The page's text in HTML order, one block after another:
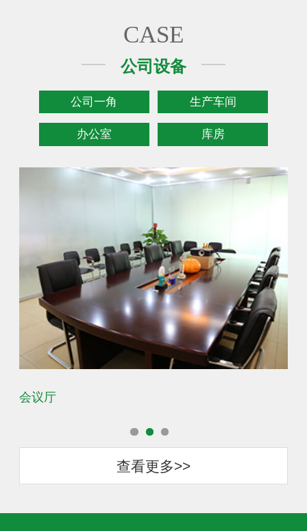
CASE
公司设备
公司一角 生产车间
办公室 库房
会议厅
查看更多>>